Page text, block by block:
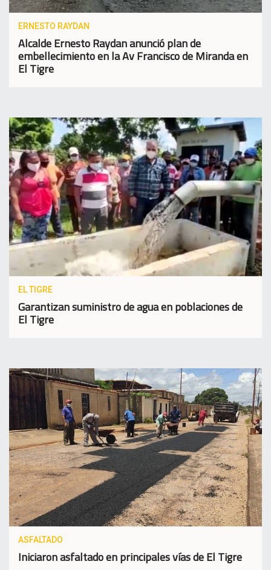
ERNESTO RAYDAN
Alcalde Ernesto Raydan anunció plan de
embellecimiento en la Av Francisco de Miranda en
El Tigre
EL TIGRE
Garantizan suministro de agua en poblaciones de
El Tigre
ASFALTADO
Iniciaron asfaltado en principales vías de El Tigre